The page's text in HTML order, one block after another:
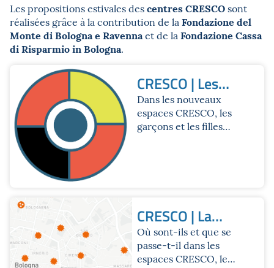
Les propositions estivales descentres CRESCOsont
réalisées grâce à la contribution de la Fondazione del
Monte di Bologna e Ravennaet de la Fondazione Cassa
di Risparmio in Bologna.
CRESCO | Les
espaces
Dans les nouveaux
espaces CRESCO, les
garçons et les filles
de formation pour
développer leurs
talents et leurs
passions.
CRESCO | La
carte
Où sont-ils et que se
passe-t-il dans les
espaces CRESCO, le